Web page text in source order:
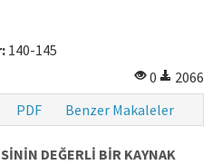
140-145
0
2066
PDF Benzer Makaleler
DEĞERLİ BİR KAYNAK